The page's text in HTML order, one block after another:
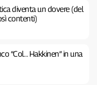
diventa un dovere (del
contenti)
“Col… Hakkinen” in una